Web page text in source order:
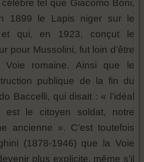
tel que Giacomo Boni,
1899 le Lapis niger sur le
et qui, en 1923, conçut le
pour Mussolini, fut loin d’être
Voie romaine. Ainsi que le
publique de la fin du
Baccelli, qui disait : « l’idéal
est le citoyen soldat, notre
ancienne ». C’est toutefois
(1878-1946) que la Voie
plus explicite, même s’il